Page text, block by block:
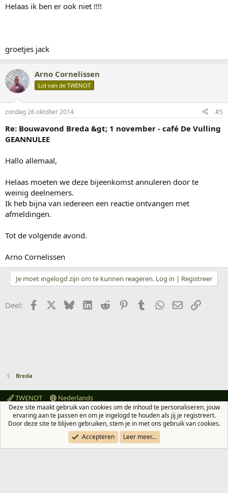
Helaas ik ben er ook niet !!!!
groetjes jack
Arno Cornelissen
Lid van de TWENOT
zondag 26 oktober 2014 #5
Re: Bouwavond Breda &gt; 1 november - café De Vulling
GEANNULEE
Hallo allemaal,
Helaas moeten we deze bijeenkomst annuleren door te
weinig deelnemers.
Ik heb bijna van iedereen een reactie ontvangen met
afmeldingen.
Tot de volgende avond.
Arno Cornelissen
Je moet ingelogd zijn om te kunnen reageren. Log in | Registreer
Deel: Facebook BlueskyLinkedIn
Reddit PinterestTumblrWhatsApp
E-mail
Breda
TWENOT
Nederlands
Contact
Voorwaarden en regels Privacybeleid
Help
Hoofdpagina
R
S
Community platform by XenForo® © 2010-2026 XenForo Ltd.
Deze site maakt gebruik van cookies om de inhoud te personaliseren, jouw
ervaring aan te passen en om je ingelogd te houden als jij je registreert.
Door deze site te blijven gebruiken, stem je in met ons gebruik van cookies.
Accepteren
Leer meer…